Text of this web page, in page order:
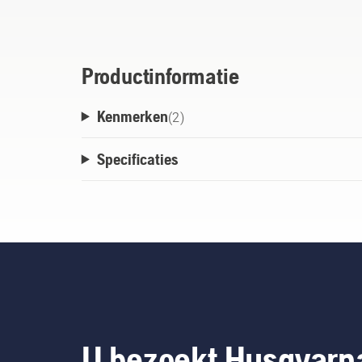
Productinformatie
Kenmerken(2)
Specificaties